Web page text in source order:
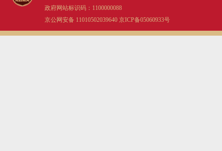
政府网站标识码：1100000088
京公网安备 11010502039640 京ICP备05060933号